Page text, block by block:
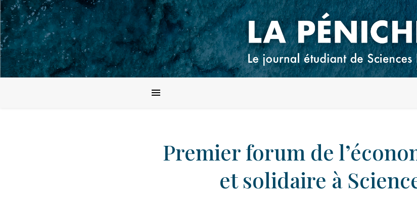
Premier forum de
et solidaire à